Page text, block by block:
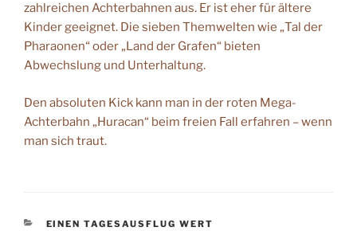
zahlreichen Achterbahnen aus. Er ist eher für ältere
Kinder geeignet. Die sieben Themwelten wie „Tal der
Pharaonen“ oder „Land der Grafen“ bieten
Abwechslung und Unterhaltung.
Den absoluten Kick kann man in der roten Mega-
Achterbahn „Huracan“ beim freien Fall erfahren – wenn
man sich traut.
KATEGORIEN
EINEN TAGESAUSFLUG WERT